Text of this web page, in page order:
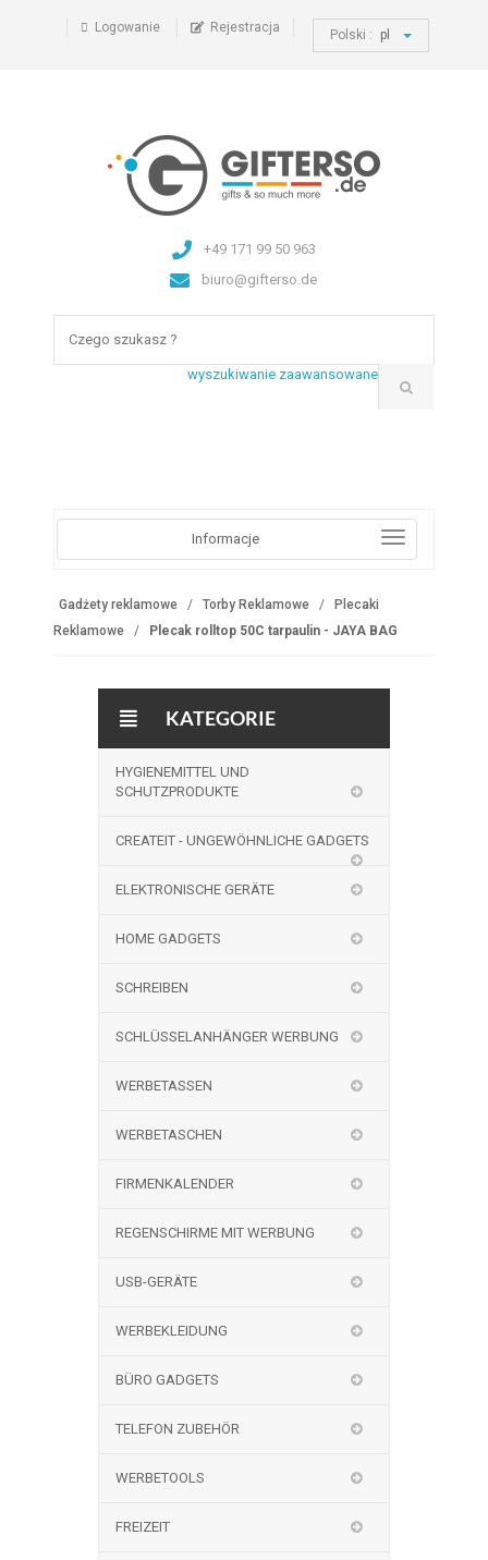
Logowanie Rejestracja Polski : pl
+49 171 99 50 963
biuro@gifterso.de
wyszukiwanie zaawansowane
Informacje
Gadżety reklamowe Torby Reklamowe
Plecaki
Reklamowe
Plecak rolltop 50C tarpaulin - JAYA BAG
KATEGORIE
HYGIENEMITTEL UND
SCHUTZPRODUKTE
CREATEIT - UNGEWÖHNLICHE GADGETS
ELEKTRONISCHE GERÄTE
HOME GADGETS
SCHREIBEN
SCHLÜSSELANHÄNGER WERBUNG
WERBETASSEN
WERBETASCHEN
FIRMENKALENDER
REGENSCHIRME MIT WERBUNG
USB-GERÄTE
WERBEKLEIDUNG
BÜRO GADGETS
TELEFON ZUBEHÖR
WERBETOOLS
FREIZEIT